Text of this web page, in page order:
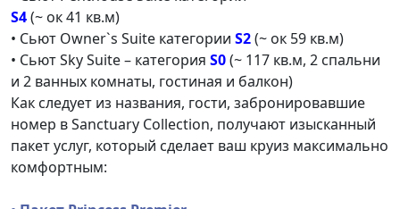
S4(~ ок 41 кв.м)
• Сьют Owner`s Suite категории S2(~ ок 59 кв.м)
• Сьют Sky Suite – категория S0(~ 117 кв.м, 2 спальни
и 2 ванных комнаты, гостиная и балкон)
Как следует из названия, гости, забронировавшие
номер в Sanctuary Collection, получают изысканный
пакет услуг, который сделает ваш круиз максимально
комфортным: